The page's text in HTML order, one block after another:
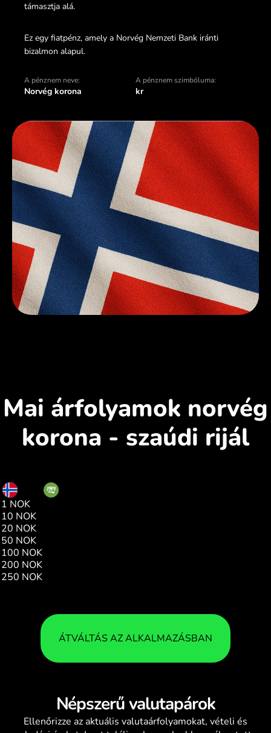
támasztja alá.
Ez egy fiatpénz, amely a Norvég Nemzeti Bank iránti
bizalmon alapul.
A pénznem neve:
Norvég korona
A pénznem szimbóluma:
kr
Mai árfolyamok norvég
korona - szaúdi rijál
NOK
1 NOK
10 NOK
20 NOK
50 NOK
100 NOK
200 NOK
250 NOK
ÁTVÁLTÁS AZ ALKALMAZÁSBAN
Népszerű valutapárok
Ellenőrizze az aktuális valutaárfolyamokat, vételi és